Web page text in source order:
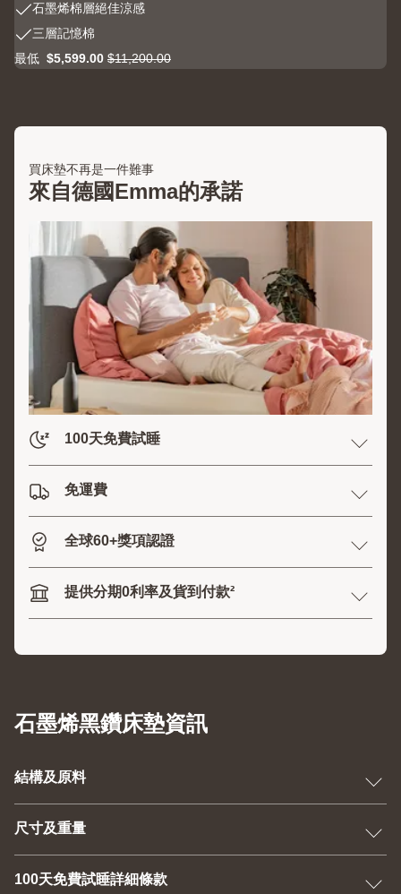
2666
評
調
節
高
度
硬
石
烯
棉
涼
石墨烯棉層絕佳涼感
三
層
記
三層記憶棉
最低
Price
$5,599.00
原
$11,200.00
買床墊不再是一件難事
來自德國Emma的承諾
100天免費試睡
免運費
全球60+獎項認證
提供分期0利率及貨到付款²
石墨烯黑鑽床墊資訊
結構及原料
尺寸及重量
100天免費試睡詳細條款